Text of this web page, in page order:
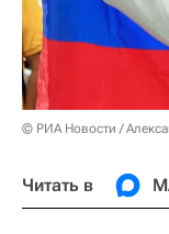
© РИА Новости /
Читать в